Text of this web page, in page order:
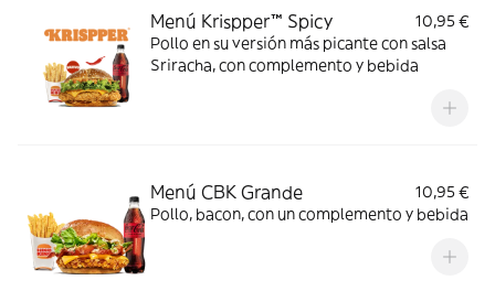
Menú Krispper™ Spicy
10,95 €
Pollo en su versión más picante con salsa
Sriracha, con complemento y bebida
Menú CBK Grande
10,95 €
Pollo, bacon, con un complemento y bebida